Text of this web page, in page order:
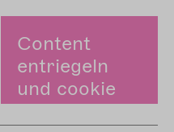
Content
entriegeln
und cookie
zustimmen.